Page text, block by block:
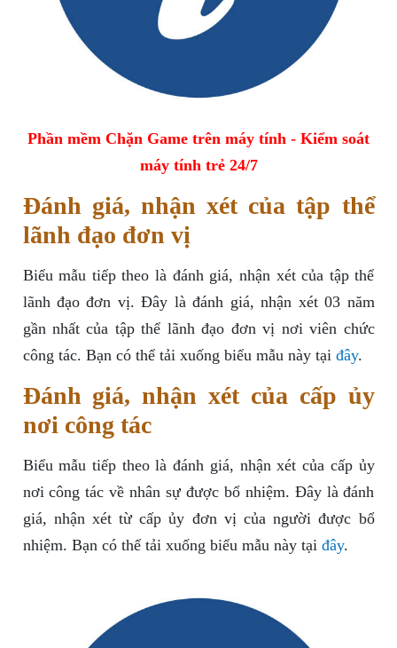
Phần mềm Chặn Game trên máy tính - Kiểm soát
máy tính trẻ 24/7
Đánh giá, nhận xét của tập thể
lãnh đạo đơn vị
Biểu mẫu tiếp theo là đánh giá, nhận xét của tập thể
lãnh đạo đơn vị. Đây là đánh giá, nhận xét 03 năm
gần nhất của tập thể lãnh đạo đơn vị nơi viên chức
công tác. Bạn có thể tải xuống biểu mẫu này tại đây.
Đánh giá, nhận xét của cấp ủy
nơi công tác
Biểu mẫu tiếp theo là đánh giá, nhận xét của cấp ủy
nơi công tác về nhân sự được bổ nhiệm. Đây là đánh
giá, nhận xét từ cấp ủy đơn vị của người được bổ
nhiệm. Bạn có thể tải xuống biểu mẫu này tại đây.